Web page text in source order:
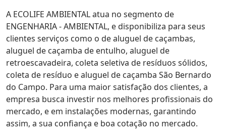
A ECOLIFE AMBIENTAL atua no segmento de
ENGENHARIA - AMBIENTAL, e disponibiliza para seus
clientes serviços como o de aluguel de caçambas,
aluguel de caçamba de entulho, aluguel de
retroescavadeira, coleta seletiva de resíduos sólidos,
coleta de resíduo e aluguel de caçamba São Bernardo
do Campo. Para uma maior satisfação dos clientes, a
empresa busca investir nos melhores profissionais do
mercado, e em instalações modernas, garantindo
assim, a sua confiança e boa cotação no mercado.